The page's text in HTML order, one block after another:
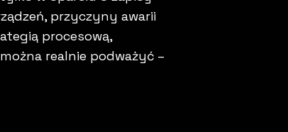
przyczyny awarii
procesową,
realnie podważyć –